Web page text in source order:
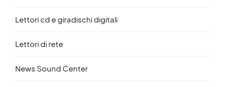
Lettori cd e giradischi digitali
Lettori di rete
News Sound Center